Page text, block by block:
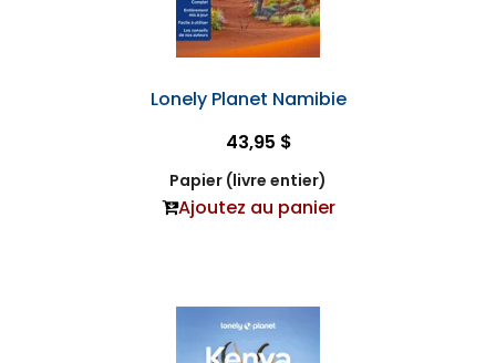
Lonely Planet Namibie
43,95 $
Papier (livre entier)
Ajoutez au panier